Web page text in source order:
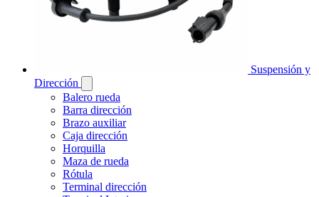
Suspensión y
Dirección
Balero rueda
Barra dirección
Brazo auxiliar
Caja dirección
Horquilla
Maza de rueda
Rótula
Terminal dirección